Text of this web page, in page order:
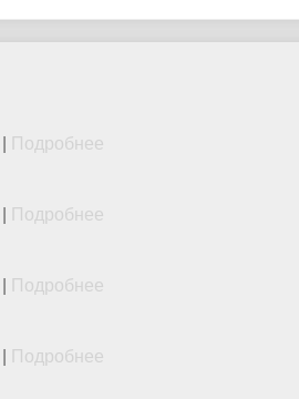
Подробнее
Подробнее
Подробнее
Подробнее